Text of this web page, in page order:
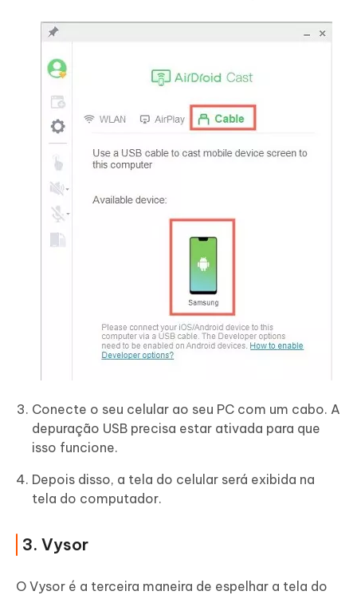
Conecte o seu celular ao seu PC com um cabo. A
depuração USB precisa estar ativada para que
isso funcione.
Depois disso, a tela do celular será exibida na
tela do computador.
3. Vysor
O Vysor é a terceira maneira de espelhar a tela do